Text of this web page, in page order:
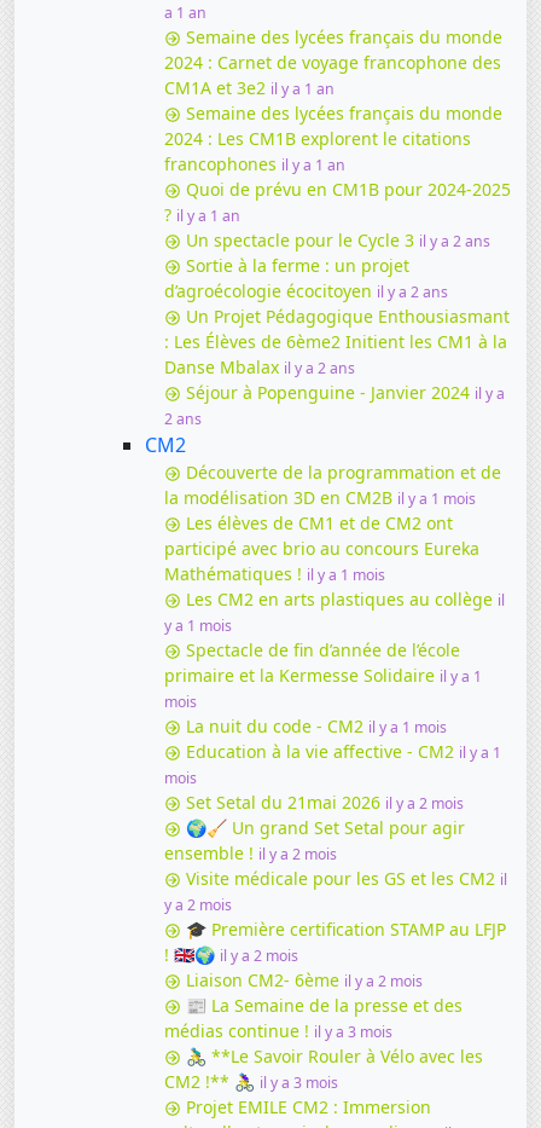
a 1 an
Semaine des lycées français du monde
2024 : Carnet de voyage francophone des
CM1A et 3e2 il y a 1 an
Semaine des lycées français du monde
2024 : Les CM1B explorent le citations
francophones il y a 1 an
Quoi de prévu en CM1B pour 2024-2025
? il y a 1 an
Un spectacle pour le Cycle 3 il y a 2 ans
Sortie à la ferme : un projet
d’agroécologie écocitoyen il y a 2 ans
Un Projet Pédagogique Enthousiasmant
: Les Élèves de 6ème2 Initient les CM1 à la
Danse Mbalax il y a 2 ans
Séjour à Popenguine - Janvier 2024 il y a
2 ans
CM2
Découverte de la programmation et de
la modélisation 3D en CM2B il y a 1 mois
Les élèves de CM1 et de CM2 ont
participé avec brio au concours Eureka
Mathématiques ! il y a 1 mois
Les CM2 en arts plastiques au collège il
y a 1 mois
Spectacle de fin d’année de l’école
primaire et la Kermesse Solidaire il y a 1
mois
La nuit du code - CM2 il y a 1 mois
Education à la vie affective - CM2 il y a 1
mois
Set Setal du 21mai 2026 il y a 2 mois
🌍🧹 Un grand Set Setal pour agir
ensemble ! il y a 2 mois
Visite médicale pour les GS et les CM2 il
y a 2 mois
🎓 Première certification STAMP au LFJP
! 🇬🇧🌍 il y a 2 mois
Liaison CM2- 6ème il y a 2 mois
📰 La Semaine de la presse et des
médias continue ! il y a 3 mois
🚴‍♂️ **Le Savoir Rouler à Vélo avec les
CM2 !** 🚴‍♀️ il y a 3 mois
Projet EMILE CM2 : Immersion